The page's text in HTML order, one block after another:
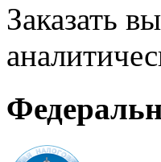
Заказать